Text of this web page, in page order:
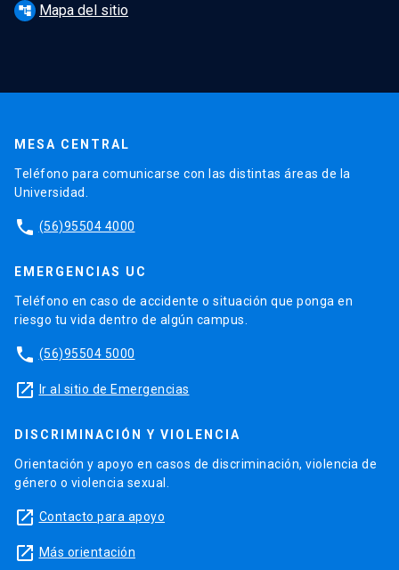
account_tree Mapa del sitio
MESA CENTRAL
Teléfono para comunicarse con las distintas áreas de la
Universidad.
phone (56)95504 4000
EMERGENCIAS UC
Teléfono en caso de accidente o situación que ponga en
riesgo tu vida dentro de algún campus.
phone (56)95504 5000
launch Ir al sitio de Emergencias
DISCRIMINACIÓN Y VIOLENCIA
Orientación y apoyo en casos de discriminación, violencia de
género o violencia sexual.
launch Contacto para apoyo
launch Más orientación